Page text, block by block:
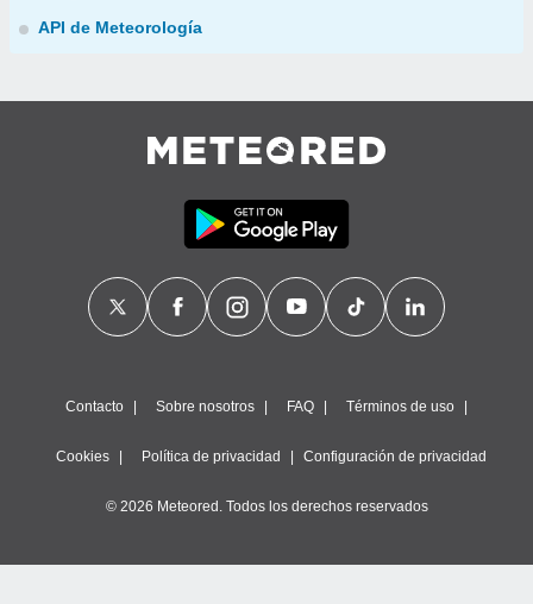
API de Meteorología
Contacto Sobre nosotros FAQ Términos de uso
Cookies Política de privacidad Configuración de privacidad
© 2026 Meteored. Todos los derechos reservados